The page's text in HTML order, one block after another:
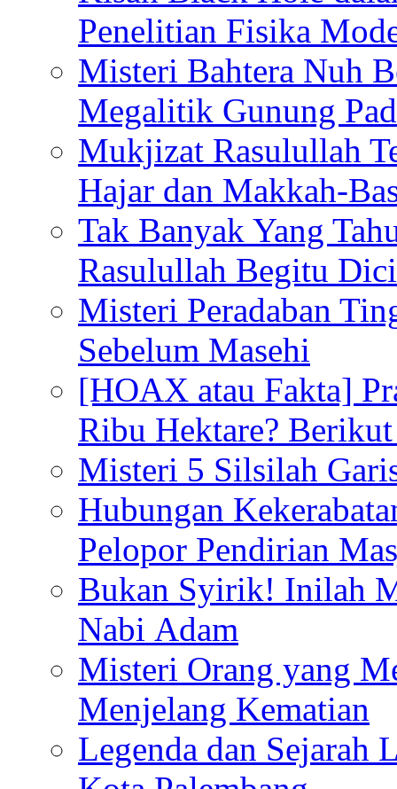
Penelitian Fisika
Misteri Bahtera Nuh
Megalitik Gunung
Mukjizat Rasulullah
Hajar dan Makkah-
Tak Banyak Yang
Rasulullah Begitu
Misteri Peradaban
Sebelum Masehi
[HOAX atau Fakta]
Ribu Hektare?
Misteri 5 Silsilah
Hubungan
Pelopor Pendirian
Bukan Syirik! Inilah
Nabi Adam
Misteri Orang yang
Menjelang Kematian
Legenda dan Sejarah